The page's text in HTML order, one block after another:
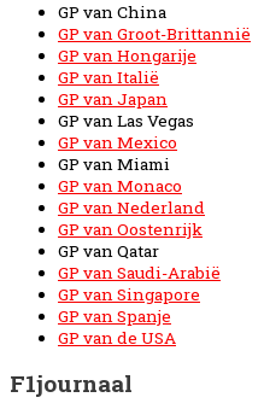
GP van China
GP van Groot-Brittannië
GP van Hongarije
GP van Italië
GP van Japan
GP van Las Vegas
GP van Mexico
GP van Miami
GP van Monaco
GP van Nederland
GP van Oostenrijk
GP van Qatar
GP van Saudi-Arabië
GP van Singapore
GP van Spanje
GP van de USA
F1journaal